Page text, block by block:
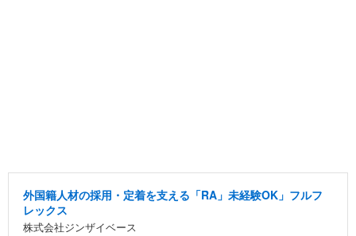
外国籍人材の採用・定着を支える「RA」未経験OK」フルフ
レックス
株式会社ジンザイベース